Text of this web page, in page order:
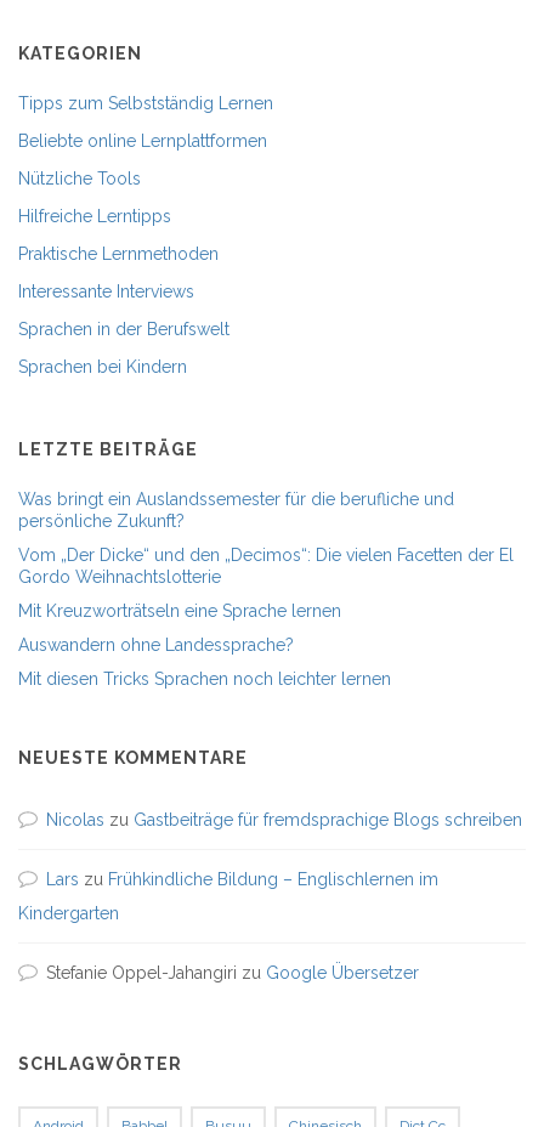
KATEGORIEN
Tipps zum Selbstständig Lernen
Beliebte online Lernplattformen
Nützliche Tools
Hilfreiche Lerntipps
Praktische Lernmethoden
Interessante Interviews
Sprachen in der Berufswelt
Sprachen bei Kindern
LETZTE BEITRÄGE
Was bringt ein Auslandssemester für die berufliche und
persönliche Zukunft?
Vom „Der Dicke“ und den „Decimos“: Die vielen Facetten der El
Gordo Weihnachtslotterie
Mit Kreuzworträtseln eine Sprache lernen
Auswandern ohne Landessprache?
Mit diesen Tricks Sprachen noch leichter lernen
NEUESTE KOMMENTARE
Nicolas zu Gastbeiträge für fremdsprachige Blogs schreiben
Lars zu Frühkindliche Bildung – Englischlernen im
Kindergarten
Stefanie Oppel-Jahangiri zu Google Übersetzer
SCHLAGWÖRTER